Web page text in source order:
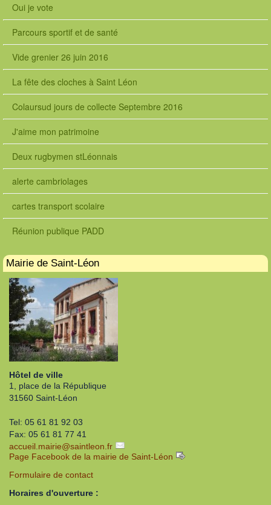
Oui je vote
Parcours sportif et de santé
Vide grenier 26 juin 2016
La fête des cloches à Saint Léon
Colaursud jours de collecte Septembre 2016
J'aime mon patrimoine
Deux rugbymen stLéonnais
alerte cambriolages
cartes transport scolaire
Réunion publique PADD
Mairie de Saint-Léon
Hôtel de ville
1, place de la République
31560 Saint-Léon
Tel: 05 61 81 92 03
Fax: 05 61 81 77 41
accueil.mairie@saintleon.fr
Page Facebook de la mairie de Saint-Léon
Formulaire de contact
Horaires d'ouverture :